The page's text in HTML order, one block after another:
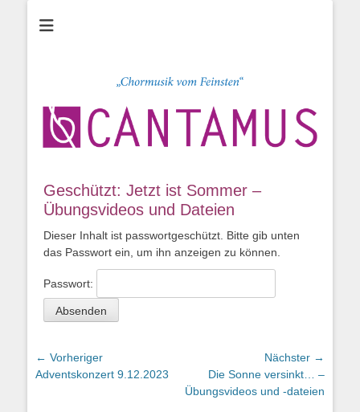
Geschützt: Jetzt ist Sommer –
Übungsvideos und Dateien
Dieser Inhalt ist passwortgeschützt. Bitte gib unten
das Passwort ein, um ihn anzeigen zu können.
Passwort:
Beitragsnavigation
← Vorheriger
Vorheriger
Adventskonzert 9.12.2023
Nächster →
Nächster
Beitrag:
Die Sonne versinkt… –
Übungsvideos und -dateien